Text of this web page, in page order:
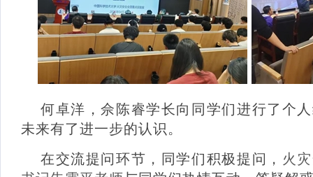
何卓洋，佘陈睿学长向同学们进行了个
未来有了进一步的认识。
在交流提问环节，同学们积极提问， 火